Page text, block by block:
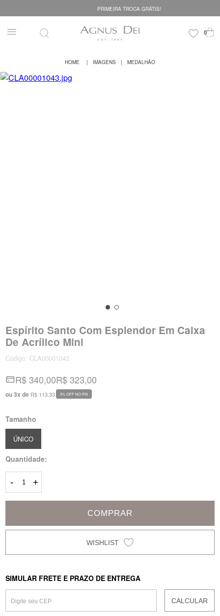
PRIMEIRA TROCA GRÁTIS!
IMAGENS MEDALHÃO
Espírito Santo Com Esplendor Em Caixa
De Acrílico Mini
Código: CLA00001043
R$ 340,00
ou3x de R$ 113,33
R$ 323,00
5% OFF NO PIX
Tamanho
ÚNICO
Quantidade:
- +
COMPRAR
SIMULAR FRETE E PRAZO DE ENTREGA
CALCULAR